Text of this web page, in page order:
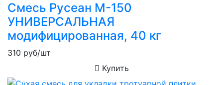
Смесь Русеан М-150
УНИВЕРСАЛЬНАЯ
модифицированная, 40 кг
310 руб/шт
Купить